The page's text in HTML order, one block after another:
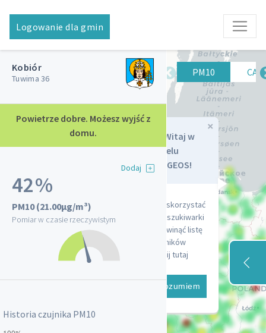
Logowanie dla gmin
Kobiór
Tuwima 36
Powietrze dobre. Możesz wyjść z
domu.
Dodaj
42%
PM10 (21.00µg/m³)
Pomiar w czasie rzeczywistym
Historia czujnika PM10
Witaj w
Panelu
SYNGEOS!
×
Aby skorzystać
z wyszukiwarki
i rozwinąć listę
czujników
kliknij tutaj
Rozumiem
PM10
Lista czujników
Podstawowa
Wojkowice
Proletariatu 7
Adamówka
Antoniów gm. Ozimek
Powstańców Śląskich 17
AUTO TECH Luboszyce